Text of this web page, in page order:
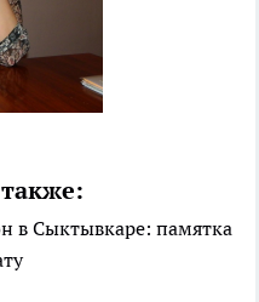
в Сыктывкаре: памятка